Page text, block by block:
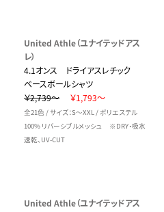
United Athle（ユナイテッドアス
レ）
4.1オンス ドライアスレチック
ベースボールシャツ
￥2,739～
￥1,793～
全21色 / サイズ：S～XXL / ポリエステル
100% リバーシブルメッシュ ※DRY・吸水
速乾、UV-CUT
United Athle（ユナイテッドアス